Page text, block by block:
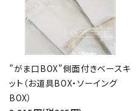
”がま口BOX”側面付きベースキ
ット（お道具BOX・ソーイング
BOX）